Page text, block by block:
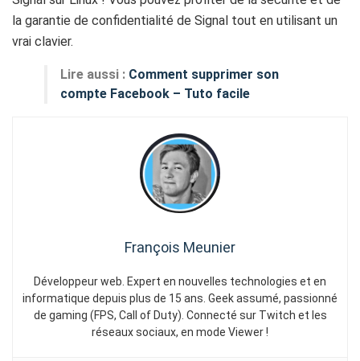
la garantie de confidentialité de Signal tout en utilisant un
vrai clavier.
Lire aussi : Comment supprimer son
compte Facebook – Tuto facile
François Meunier
Développeur web. Expert en nouvelles technologies et en
informatique depuis plus de 15 ans. Geek assumé, passionné
de gaming (FPS, Call of Duty). Connecté sur Twitch et les
réseaux sociaux, en mode Viewer !